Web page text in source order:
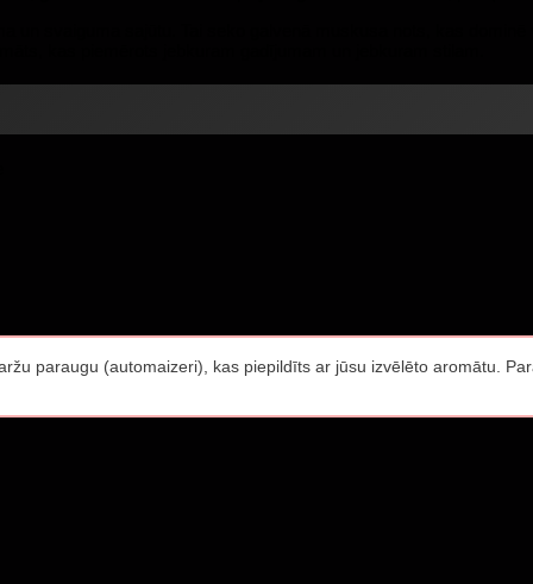
paraugu (automaizeri), kas piepildīts ar jūsu izvēlēto aromātu.